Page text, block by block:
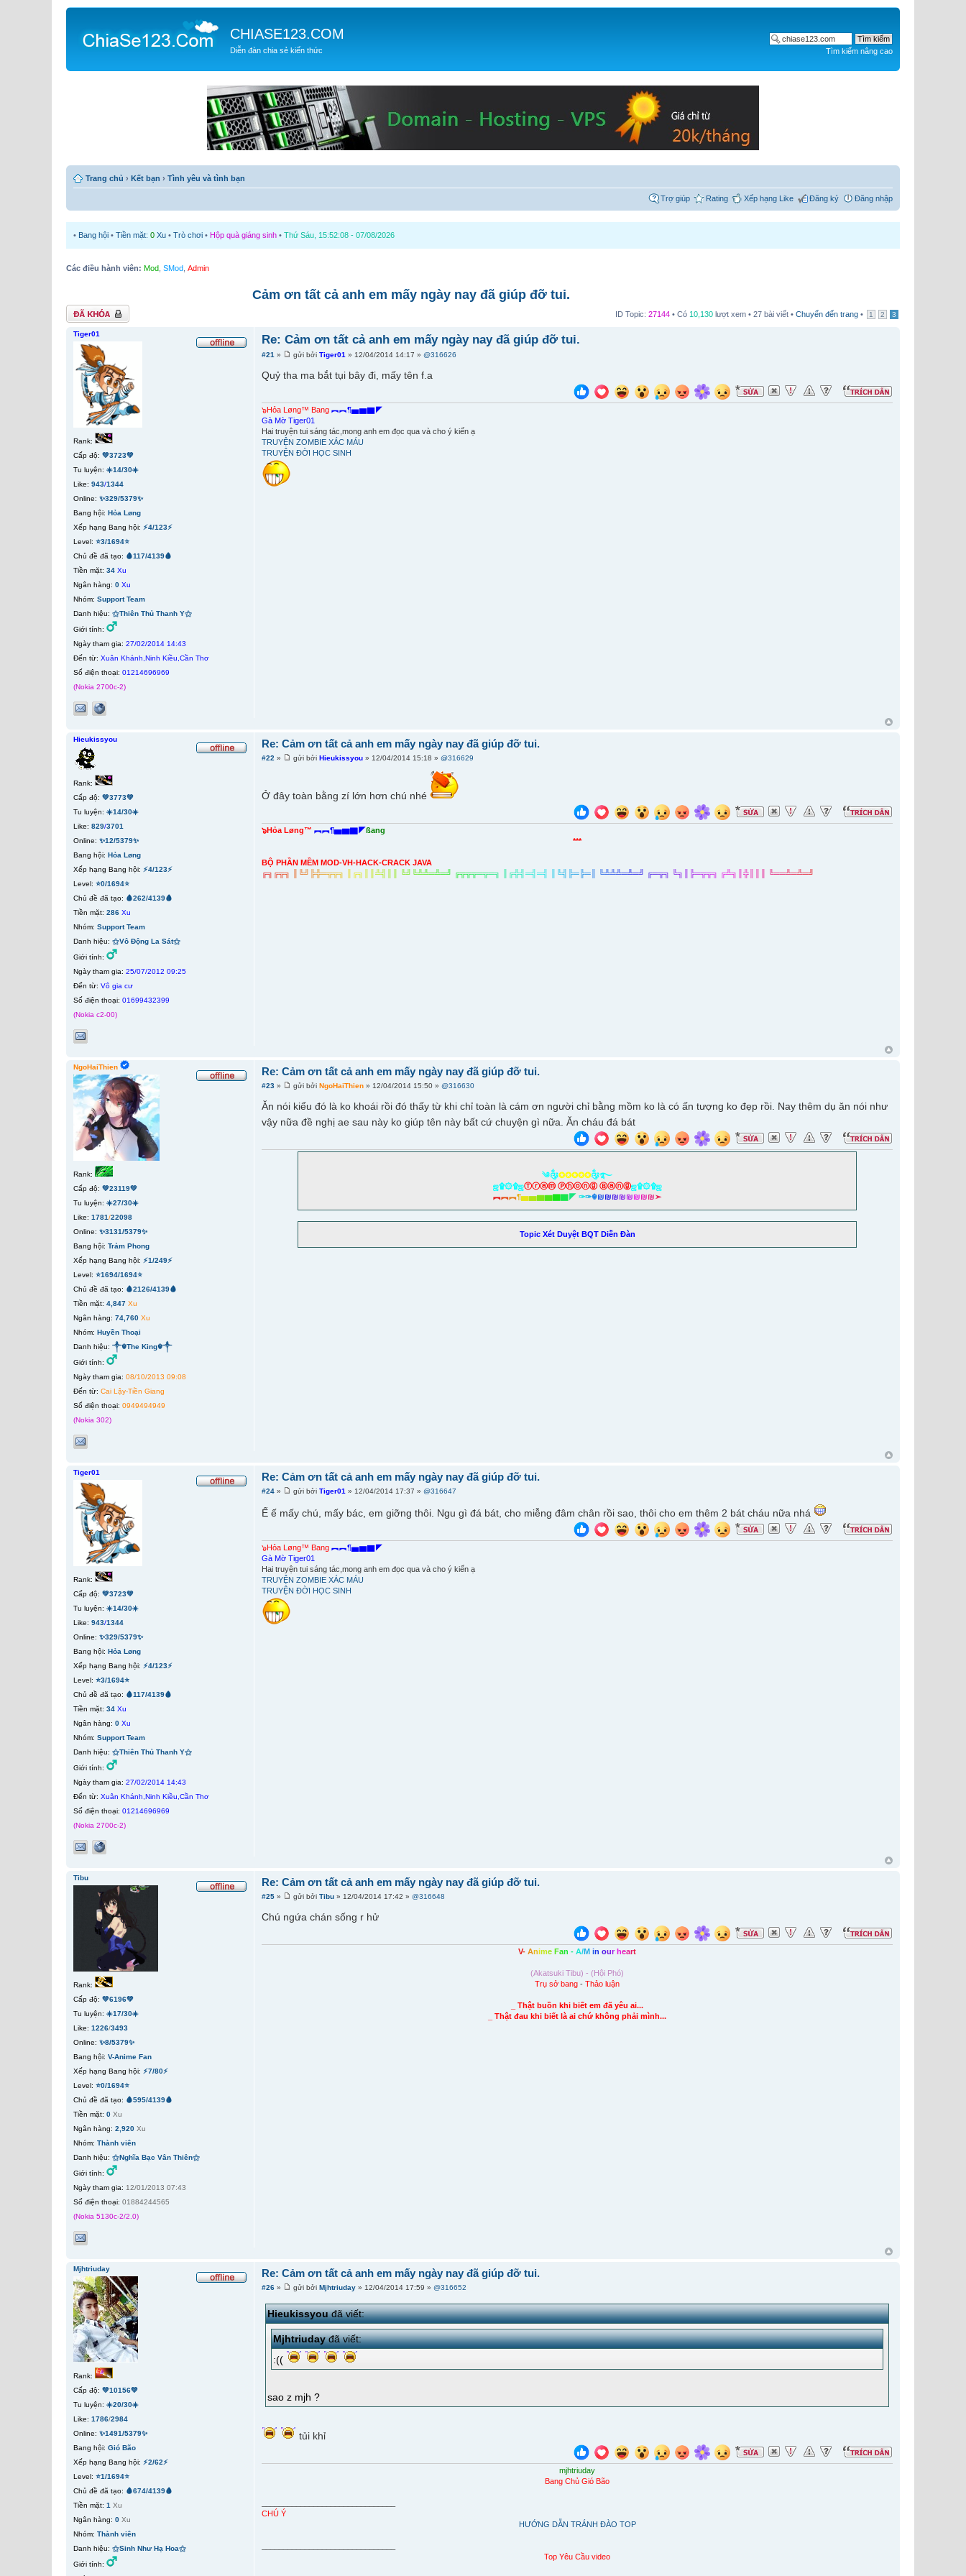
CHIASE123.COM
Diễn đàn chia sẻ kiến thức Tìm kiếm nâng cao
Trang chủ › Kết bạn › Tình yêu và tình bạn
Trợ giúp Rating Xếp hạng Like Đăng ký Đăng nhập
• Bang hội • Tiền mặt: 0 Xu • Trò chơi • Hộp quà giáng sinh • Thứ Sáu, 15:52:08 - 07/08/2026
Các điều hành viên: Mod SMod Admin
Cảm ơn tất cả anh em mấy ngày nay đã giúp đỡ tui.
Chủ đề bị khóa ID Topic: 27144 • Có 10,130 lượt xem • 27 bài viết • Chuyển đến trang • 1 2 3
Re: Cảm ơn tất cả anh em mấy ngày nay đã giúp đỡ tui.
#21 » gửi bởiTiger01 » 12/04/2014 14:17 »@316626
Quỷ tha ma bắt tụi bây đi, mấy tên f.a
๖Hỏa Løng™ Bang︻︻¶▅▆▇◤
Gà Mờ Tiger01
Hai truyện tui sáng tác,mong anh em đọc qua và cho ý kiến ạ
TRUYỆN ZOMBIE XÁC MÁU
TRUYỆN ĐỜI HỌC SINH
Tiger01
Rank:
Cấp độ: 💚3723💚
Tu luyện: ☀️14/30☀️
Like: 943/1344
Online: ✨329/5379✨
Bang hội: Hỏa Løng
Xếp hạng Bang hội: ⚡4/123⚡
Level: ⭐3/1694⭐
Chủ đề đã tạo: 🩸117/4139🩸
Tiền mặt: 34 Xu
Ngân hàng: 0 Xu
Nhóm: Support Team
Danh hiệu: ⚝Thiên Thủ Thanh Y⚝
Giới tính:
Ngày tham gia: 27/02/2014 14:43
Đến từ: Xuân Khánh,Ninh Kiều,Cần Thơ
Số điện thoại: 01214696969
(Nokia 2700c-2)
Re: Cảm ơn tất cả anh em mấy ngày nay đã giúp đỡ tui.
#22 » gửi bởiHieukissyou » 12/04/2014 15:18 »@316629
Ở đây toàn bằng zí lớn hơn chú nhé
๖Hỏa Løng™︻︻¶▅▆▇◤ßang
***
BỘ PHẦN MỀM MOD-VH-HACK-CRACK JAVA
╔╗ ╔╦╗ ╚╝ ╠╬═╦╦╗ ╔╗ ║╩╣ ╚╝ ╚╩╩═╩═╝ ╔╦╦╦═╦═╗ ╔╬╣═╣═╣ ╚╣ ╠═ ╠═ ╚╩╩╩═╩═╝ ╔═╦╗ ╚╗ ╠═╦╦╗ ╔╩╗ ║╬ ╚══╩═╩═╝
Hieukissyou
Rank:
Cấp độ: 💚3773💚
Tu luyện: ☀️14/30☀️
Like: 829/3701
Online: ✨12/5379✨
Bang hội: Hỏa Løng
Xếp hạng Bang hội: ⚡4/123⚡
Level: ⭐0/1694⭐
Chủ đề đã tạo: 🩸262/4139🩸
Tiền mặt: 286 Xu
Nhóm: Support Team
Danh hiệu: ⚝Vô Động La Sát⚝
Giới tính:
Ngày tham gia: 25/07/2012 09:25
Đến từ: Vô gia cư
Số điện thoại: 01699432399
(Nokia c2-00)
Re: Cảm ơn tất cả anh em mấy ngày nay đã giúp đỡ tui.
#23 » gửi bởiNgoHaiThien » 12/04/2014 15:50 »@316630
Ăn nói kiểu đó là ko khoái rồi đó thấy từ khi chỉ toàn là cám ơn người chỉ bằng mồm ko là có ấn tượng ko đẹp rồi. Nay thêm dụ ăn nói như
vậy nữa đề nghị ae sau này ko giúp tên này bất cứ chuyện gì nữa. Ăn cháu đá bát
༄༂✪✪✪✪✪༂࿐
ஜ۩۞۩ஜⓉⓡⓐⓜ Ⓟⓗⓞⓝⓖ Ⓑⓐⓝⓖஜ۩۞۩ஜ
︻︻︻¶▅▅▆▆▇▇◤ ✑✑☬₪₪₪₪₪₪₪₪➣
Topic Xét Duyệt BQT Diễn Đàn
NgoHaiThien
Rank:
Cấp độ: 💚23119💚
Tu luyện: ☀️27/30☀️
Like: 1781/22098
Online: ✨3131/5379✨
Bang hội: Trảm Phong
Xếp hạng Bang hội: ⚡1/249⚡
Level: ⭐1694/1694⭐
Chủ đề đã tạo: 🩸2126/4139🩸
Tiền mặt: 4,847 Xu
Ngân hàng: 74,760 Xu
Nhóm: Huyền Thoại
Danh hiệu: ༒☬The King☬༒
Giới tính:
Ngày tham gia: 08/10/2013 09:08
Đến từ: Cai Lậy-Tiền Giang
Số điện thoại: 0949494949
(Nokia 302)
Re: Cảm ơn tất cả anh em mấy ngày nay đã giúp đỡ tui.
#24 » gửi bởiTiger01 » 12/04/2014 17:37 »@316647
Ế ế mấy chú, mấy bác, em giỡng thôi. Ngu gì đá bát, cho miễng đâm chân rồi sao, thôi cho em thêm 2 bát cháu nữa nhá
๖Hỏa Løng™ Bang︻︻¶▅▆▇◤
Gà Mờ Tiger01
Hai truyện tui sáng tác,mong anh em đọc qua và cho ý kiến ạ
TRUYỆN ZOMBIE XÁC MÁU
TRUYỆN ĐỜI HỌC SINH
Tiger01
Rank:
Cấp độ: 💚3723💚
Tu luyện: ☀️14/30☀️
Like: 943/1344
Online: ✨329/5379✨
Bang hội: Hỏa Løng
Xếp hạng Bang hội: ⚡4/123⚡
Level: ⭐3/1694⭐
Chủ đề đã tạo: 🩸117/4139🩸
Tiền mặt: 34 Xu
Ngân hàng: 0 Xu
Nhóm: Support Team
Danh hiệu: ⚝Thiên Thủ Thanh Y⚝
Giới tính:
Ngày tham gia: 27/02/2014 14:43
Đến từ: Xuân Khánh,Ninh Kiều,Cần Thơ
Số điện thoại: 01214696969
(Nokia 2700c-2)
Re: Cảm ơn tất cả anh em mấy ngày nay đã giúp đỡ tui.
#25 » gửi bởiTibu » 12/04/2014 17:42 »@316648
Chú ngứa chán sống r hử
V- Anime Fan - A/M in our heart
(Akatsuki Tibu) - (Hội Phó)
Trụ sở bang -Thảo luận
_ Thật buồn khi biết em đã yêu ai...
_ Thật đau khi biết là ai chứ không phải mình...
Tibu
Rank:
Cấp độ: 💚6196💚
Tu luyện: ☀️17/30☀️
Like: 1226/3493
Online: ✨8/5379✨
Bang hội: V-Anime Fan
Xếp hạng Bang hội: ⚡7/80⚡
Level: ⭐0/1694⭐
Chủ đề đã tạo: 🩸595/4139🩸
Tiền mặt: 0 Xu
Ngân hàng: 2,920 Xu
Nhóm: Thành viên
Danh hiệu: ⚝Nghĩa Bạc Vân Thiên⚝
Giới tính:
Ngày tham gia: 12/01/2013 07:43
Số điện thoại: 01884244565
(Nokia 5130c-2/2.0)
Re: Cảm ơn tất cả anh em mấy ngày nay đã giúp đỡ tui.
#26 » gửi bởiMjhtriuday » 12/04/2014 17:59 »@316652
Hieukissyouđã viết:
Mjhtriudayđã viết:
:((
sao z mjh ?
tủi khỉ
mjhtriuday
Bang Chủ Gió Bão
CHÚ Ý
HƯỚNG DẪN TRÁNH ĐÀO TOP
Top Yêu Cầu video
Mjhtriuday
Rank:
Cấp độ: 💚10156💚
Tu luyện: ☀️20/30☀️
Like: 1786/2984
Online: ✨1491/5379✨
Bang hội: Gió Bão
Xếp hạng Bang hội: ⚡2/62⚡
Level: ⭐1/1694⭐
Chủ đề đã tạo: 🩸674/4139🩸
Tiền mặt: 1 Xu
Ngân hàng: 0 Xu
Nhóm: Thành viên
Danh hiệu: ⚝Sinh Như Hạ Hoa⚝
Giới tính: